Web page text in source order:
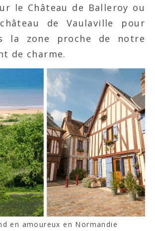
le Château de Balleroy ou
de Vaulaville pour
la zone proche de notre
de charme.
en amoureux en Normandie